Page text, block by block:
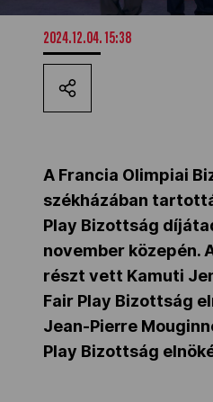
MOB
Kettőskarrier-
NOB
Társszervezetek
OVEP
2024.12.04. 15:38
A Francia Olimpiai
székházában
Play Bizottság
november közepén.
részt vett Kamuti
Fair Play Bizottság
Jean-Pierre
Play Bizottság